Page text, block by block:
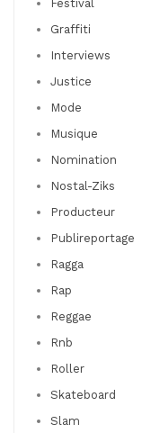
Festival
Graffiti
Interviews
Justice
Mode
Musique
Nomination
Nostal-Ziks
Producteur
Publireportage
Ragga
Rap
Reggae
Rnb
Roller
Skateboard
Slam